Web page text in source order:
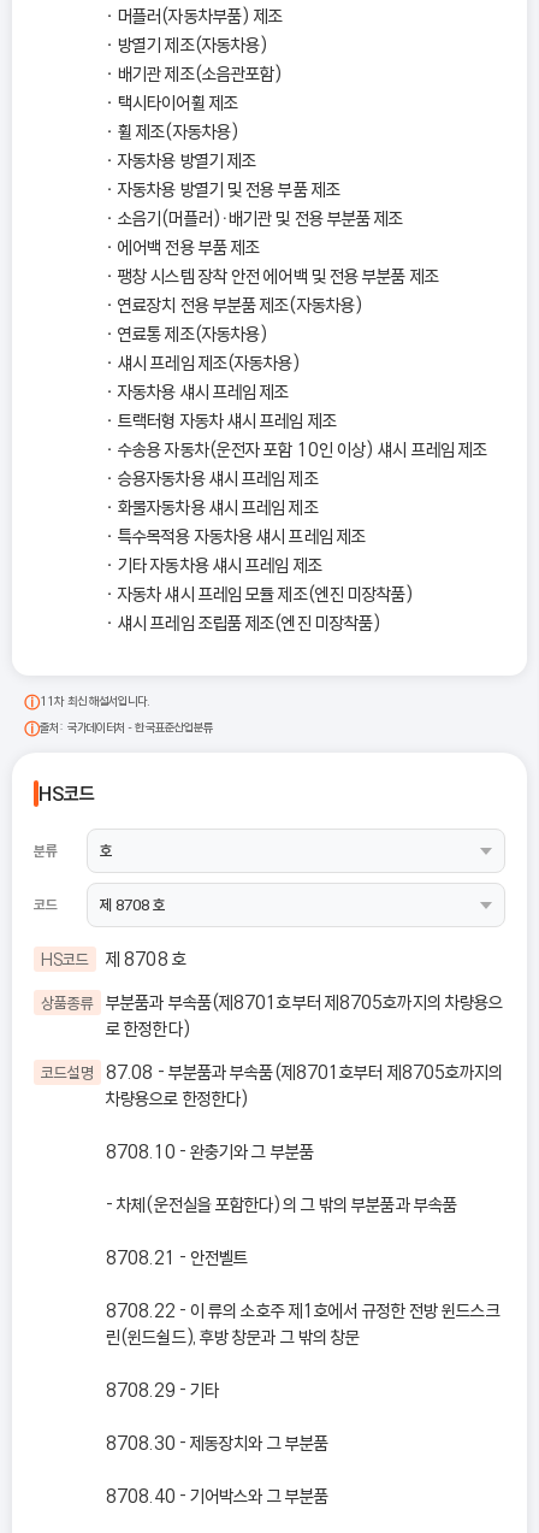
머플러(자동차부품) 제조
방열기 제조(자동차용)
배기관 제조(소음관포함)
택시타이어휠 제조
휠 제조(자동차용)
자동차용 방열기 제조
자동차용 방열기 및 전용 부품 제조
소음기(머플러)ㆍ배기관 및 전용 부분품 제조
에어백 전용 부품 제조
팽창 시스템 장착 안전 에어백 및 전용 부분품 제조
연료장치 전용 부분품 제조(자동차용)
연료통 제조(자동차용)
섀시 프레임 제조(자동차용)
자동차용 섀시 프레임 제조
트랙터형 자동차 섀시 프레임 제조
수송용 자동차(운전자 포함 10인 이상) 섀시 프레임 제조
승용자동차용 섀시 프레임 제조
화물자동차용 섀시 프레임 제조
특수목적용 자동차용 섀시 프레임 제조
기타 자동차용 섀시 프레임 제조
자동차 섀시 프레임 모듈 제조(엔진 미장착품)
섀시 프레임 조립품 제조(엔진 미장착품)
11차 최신 해설서입니다.
출처: 국가데이터처 - 한국표준산업분류
HS코드
분류
코드
HS코드 제 8708 호
상품종류 부분품과 부속품(제8701호부터 제8705호까지의 차량용으
로 한정한다)
코드설명
87.08 - 부분품과 부속품(제8701호부터 제8705호까지의
차량용으로 한정한다)
8708.10 - 완충기와 그 부분품
- 차체(운전실을 포함한다)의 그 밖의 부분품과 부속품
8708.21 - 안전벨트
8708.22 - 이 류의 소호주 제1호에서 규정한 전방 윈드스크
린(윈드쉴드), 후방 창문과 그 밖의 창문
8708.29 - 기타
8708.30 - 제동장치와 그 부분품
8708.40 - 기어박스와 그 부분품